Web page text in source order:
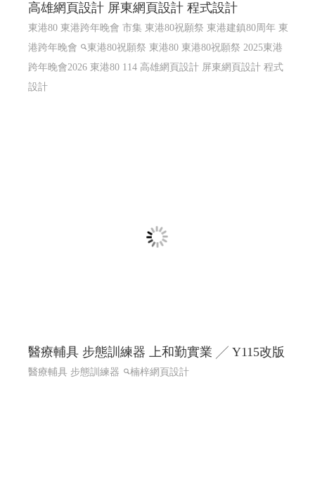
高雄網頁設計 屏東網頁設計 程式設計
東港80 東港跨年晚會 市集 東港80祝願祭 東港建鎮80周年 東
港跨年晚會
東港80祝願祭 東港80東港80祝願祭 2025東港
跨年晚會2026 東港80 114 高雄網頁設計 屏東網頁設計 程式
設計
醫療輔具 步態訓練器 上和勤實業 ╱ Y115改版
醫療輔具 步態訓練器 楠梓網頁設計